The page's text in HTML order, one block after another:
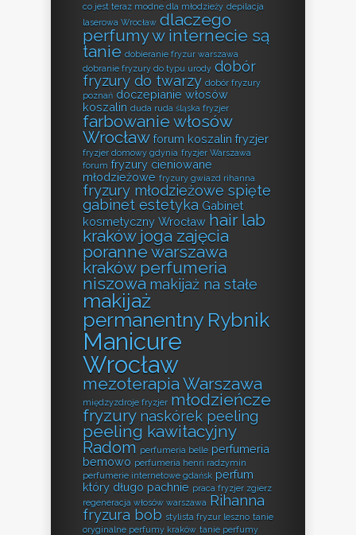
co jest teraz modne dla młodzieży depilacja
laserowa Wrocław dlaczego
perfumy w internecie są
tanie dobieranie fryzur warszawa
dobranie fryzury do typu urody dobór
fryzury do twarzy dobór fryzury
poznań doczepianie włosów
koszalin duda ruda śląska fryzjer
farbowanie włosów
Wrocław forum koszalin fryzjer
fryzjer domowy gdynia fryzjer Warszawa
forum fryzury cieniowane
młodzieżowe fryzury gwiazd rihanna
fryzury młodzieżowe spięte
gabinet estetyka Gabinet
kosmetyczny Wrocław hair lab
kraków joga zajęcia
poranne warszawa
kraków perfumeria
niszowa makijaż na stałe
makijaż
permanentny Rybnik
Manicure
Wrocław
mezoterapia Warszawa
międzyzdroje fryzjer młodzieńcze
fryzury naskórek peeling
peeling kawitacyjny
Radom perfumeria belle perfumeria
bemowo perfumeria henri radzymin
perfumerie internetowe gdańsk perfum
który długo pachnie praca fryzjer zgierz
regeneracja włosów warszawa Rihanna
fryzura bob stylista fryzur leszno tanie
oryginalne perfumy kraków tanie perfumy